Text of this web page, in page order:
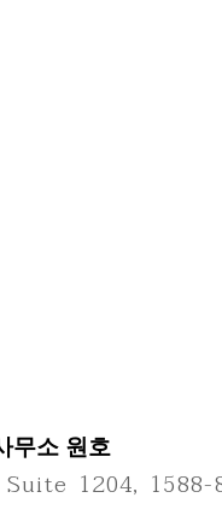
무소 원호
1204,